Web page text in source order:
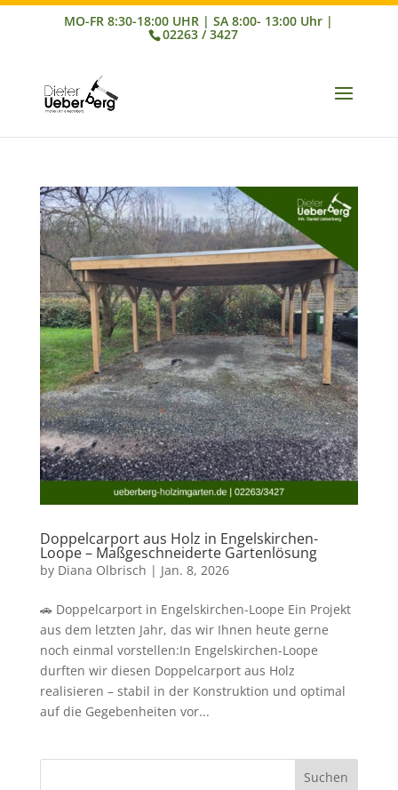
02263 / 3427
Doppelcarport aus Holz in Engelskirchen-
Loope – Maßgeschneiderte Gartenlösung
by Diana Olbrisch | Jan. 8, 2026
🚗 Doppelcarport in Engelskirchen-Loope Ein Projekt
aus dem letzten Jahr, das wir Ihnen heute gerne
noch einmal vorstellen:In Engelskirchen-Loope
durften wir diesen Doppelcarport aus Holz
realisieren – stabil in der Konstruktion und optimal
auf die Gegebenheiten vor...
Suchen